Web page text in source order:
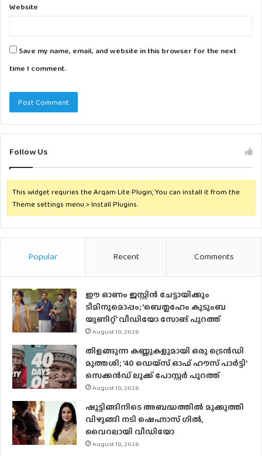
Website
Save my name, email, and website in this browser for the next
time I comment.
Follow Us
This widget requries the Arqam Lite Plugin, You can install it from the
Theme settings menu > Install Plugins.
Popular Recent Comments
ഈ ഓണം ജസ്റ്റിന്‍ ചേട്ടായിക്കും
ടീമിനുമൊപ്പം; ‘ബെത്ലഹേം കുടുംബ
യൂണിറ്റ്’ വീഡിയോ സോങ് പുറത്ത്
August 10, 2026
തിളങ്ങുന്ന കണ്ണുകളുമായി ഒരു ട്രെൻഡി
മുത്തശി; ’40 ഡെയ്‌സ് ഓഫ് ഹൗസ് പാർട്ടി’
സെക്കൻഡ് ലുക്ക് പോസ്റ്റർ പുറത്ത്
August 10, 2026
ഷൂട്ടിങ്ങിനിടെ അബദ്ധത്തില്‍ മൂക്കുത്തി
വിഴുങ്ങി നടി ഷെഹ്നാസ് ഗില്‍,
വൈറലായി വീഡിയോ
August 10, 2026